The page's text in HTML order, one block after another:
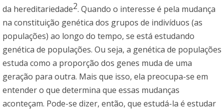
da hereditariedade2. Quando o interesse é pela mudança
na constituição genética dos grupos de indivíduos (as
populações) ao longo do tempo, se está estudando
genética de populações. Ou seja, a genética de populações
estuda como a proporção dos genes muda de uma
geração para outra. Mais que isso, ela preocupa-se em
entender o que determina que essas mudanças
aconteçam. Pode-se dizer, então, que estudá-la é estudar